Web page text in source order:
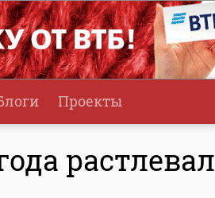
Проекты
растлевал